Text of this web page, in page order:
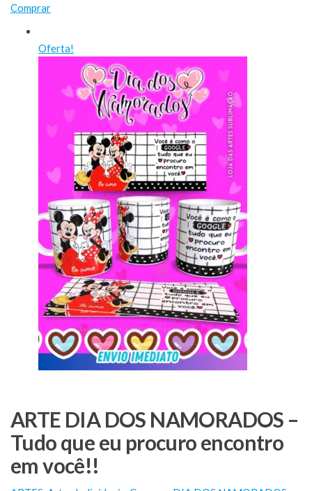
Comprar
Oferta!
ARTE DIA DOS NAMORADOS –
Tudo que eu procuro encontro
em você!!